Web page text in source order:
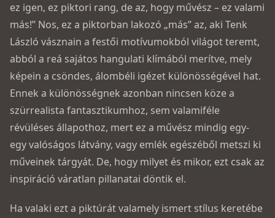
ez igen, ez piktori rang, de az, hogy művész – ez valami
más!” Nos, ez a piktorban lakozó „más” az, aki Tenk
László vásznain a festői motívumokból világot teremt,
abból a reá sajátos hangulati klímából merítve, mely
képein a csöndes, álombéli igézet különösségével hat.
Ennek a különösségnek azonban nincsen köze a
szürrealista fantasztikumhoz, sem valamiféle
révüléses állapothoz, mert ez a művész mindig egy-
egy valóságos látvány, vagy emlék egészéből metszi ki
műveinek tárgyát. De, hogy milyet és mikor, ezt csak az
inspiráció váratlan pillanatai döntik el.
Ha valaki ezt a piktúrát valamely ismert stílus keretébe